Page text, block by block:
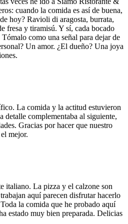
cuando la comida es así de buena,
hoy? Ravioli di aragosta, burrata,
fresa y tiramisú. Y sí, cada bocado
como una señal para dejar de
Un amor. ¿El dueño? Una joya
La comida y la actitud estuvieron
detalle complementaba al siguiente,
Gracias por hacer que nuestro
mejor.
italiano. La pizza y el calzone son
aquí parecen disfrutar hacerlo
la comida que he probado aquí
estado muy bien preparada. Delicias